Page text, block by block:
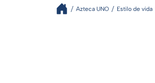
Azteca UNO Estilo de vida